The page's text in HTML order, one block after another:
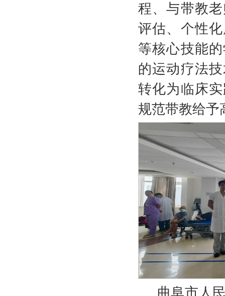
程、与带教
评估、个性
等核心技能
的运动疗法
转化为临床
规范带教给予
曲阜市人